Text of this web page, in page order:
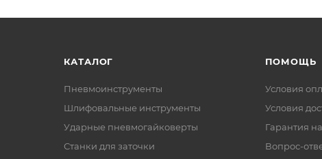
КАТАЛОГ
Пневмоинструменты
Шлифовальные инструменты
Ударные пневмогайковерты
Станки для заточки
ПОМОЩЬ
Условия
Условия
Гарантия
Вопрос-